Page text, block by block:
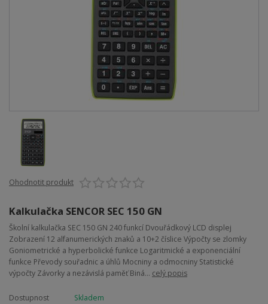
Ohodnotit produkt
Kalkulačka SENCOR SEC 150 GN
Školní kalkulačka SEC 150 GN 240 funkcí Dvouřádkový LCD displej
Zobrazení 12 alfanumerických znaků a 10+2 číslice Výpočty se zlomky
Goniometrické a hyperbolické funkce Logaritmické a exponenciální
funkce Převody souřadnic a úhlů Mocniny a odmocniny Statistické
výpočty Závorky a nezávislá paměť Biná... celý popis
Dostupnost
Skladem